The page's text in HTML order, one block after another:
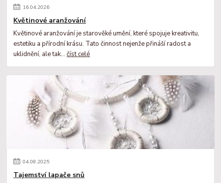
16.04.2026
Květinové aranžování
Květinové aranžování je starověké umění, které spojuje kreativitu,
estetiku a přírodní krásu. Tato činnost nejenže přináší radost a
uklidnění, ale tak...číst celé
04.08.2025
Tajemství lapače snů